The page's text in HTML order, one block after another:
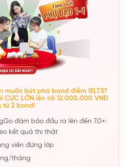
muốn bứt phá band điểm IELTS?
LỚN lên tới 12.000.000 VNĐ
từ 2 band!
đảm bảo đầu ra lên đến 7.0+:
kết quả thi thật
viên đứng lớp
tháng